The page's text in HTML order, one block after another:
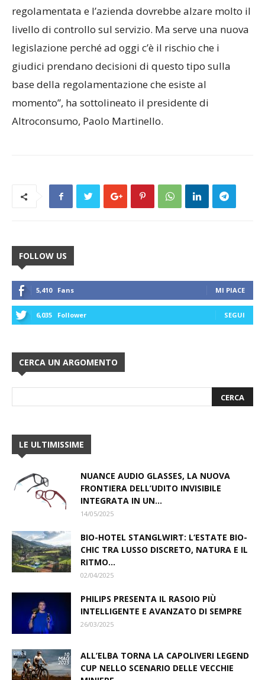
regolamentata e l’azienda dovrebbe alzare molto il
livello di controllo sul servizio. Ma serve una nuova
legislazione perché ad oggi c’è il rischio che i
giudici prendano decisioni di questo tipo sulla
base della regolamentazione che esiste al
momento”, ha sottolineato il presidente di
Altroconsumo, Paolo Martinello.
FOLLOW US
5,410 Fans MI PIACE
6,035 Follower SEGUI
CERCA UN ARGOMENTO
LE ULTIMISSIME
NUANCE AUDIO GLASSES, LA NUOVA
FRONTIERA DELL’UDITO INVISIBILE
INTEGRATA IN UN...
14/05/2025
BIO-HOTEL STANGLWIRT: L‘ESTATE BIO-
CHIC TRA LUSSO DISCRETO, NATURA E IL
RITMO...
02/04/2025
PHILIPS PRESENTA IL RASOIO PIÙ
INTELLIGENTE E AVANZATO DI SEMPRE
26/03/2025
ALL’ELBA TORNA LA CAPOLIVERI LEGEND
CUP NELLO SCENARIO DELLE VECCHIE